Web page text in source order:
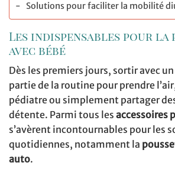
Solutions pour faciliter la mobilité
Les indispensables pour la
avec bébé
Dès les premiers jours, sortir avec
partie de la routine pour prendre
pédiatre ou simplement partager
détente. Parmi tous les accessoires
s’avèrent incontournables pour les
quotidiennes, notamment la
auto.